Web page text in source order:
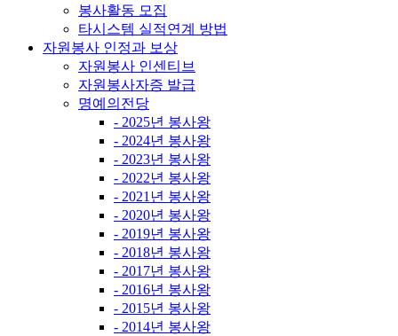
봉사활동 모집
타시스템 실적연계 방법
자원봉사 인정과 보상
자원봉사 인센티브
자원봉사자증 발급
명예의전당
- 2025년 봉사왕
- 2024년 봉사왕
- 2023년 봉사왕
- 2022년 봉사왕
- 2021년 봉사왕
- 2020년 봉사왕
- 2019년 봉사왕
- 2018년 봉사왕
- 2017년 봉사왕
- 2016년 봉사왕
- 2015년 봉사왕
- 2014년 봉사왕